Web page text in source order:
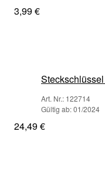
3,99 €
Art. Nr.: 122714
Gültig ab: 01/2024
24,49 €